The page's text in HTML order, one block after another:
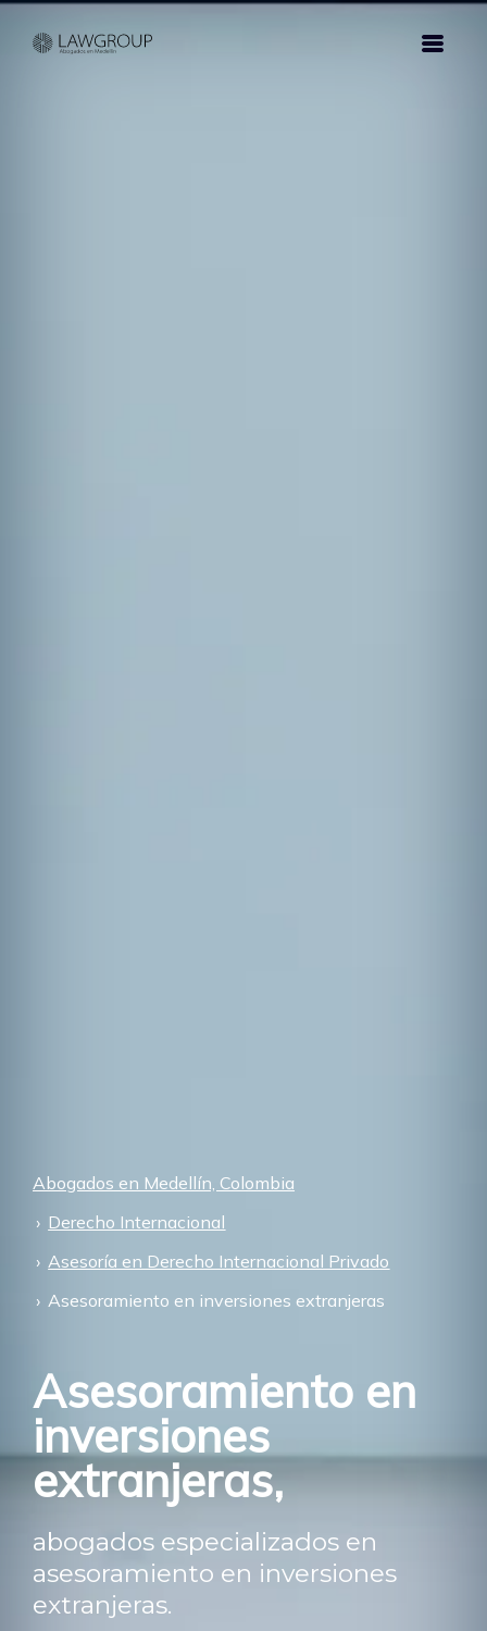
Abogados en Medellín, Colombia
Derecho Internacional
Asesoría en Derecho Internacional Privado
Asesoramiento en inversiones extranjeras
Asesoramiento en
inversiones
extranjeras,
abogados especializados en
asesoramiento en inversiones
extranjeras.